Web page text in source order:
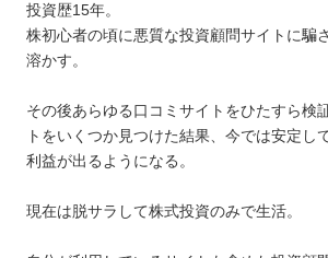
投資歴15年。
株初心者の頃に悪質な投資顧問サイトに騙
溶かす。
その後あらゆる口コミサイトをひたすら検
トをいくつか見つけた結果、今では安定し
利益が出るようになる。
現在は脱サラして株式投資のみで生活。